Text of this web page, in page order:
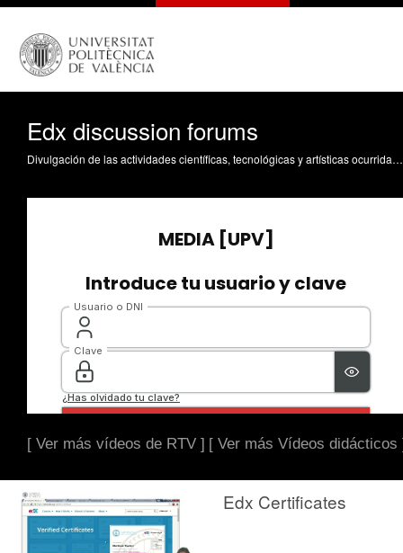
Edx discussion forums
Divulgación de las actividades científicas, tecnológicas y artísticas ocurridas en los tres campus de la UPV
[ Ver más vídeos de RTV ] [ Ver más Vídeos didácticos
Edx Certificates